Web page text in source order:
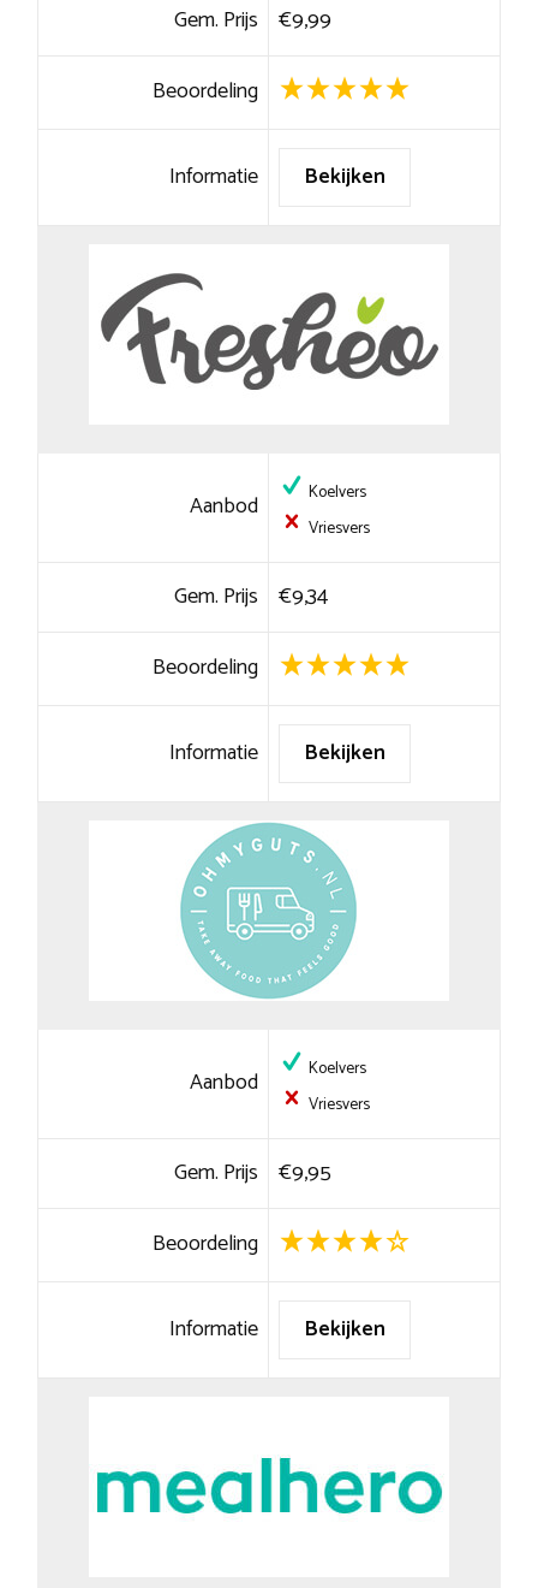
Gem. Prijs €9,99
Beoordeling
Informatie Bekijken
Aanbod
Koelvers
Vriesvers
Gem. Prijs €9,34
Beoordeling
Informatie Bekijken
Aanbod
Koelvers
Vriesvers
Gem. Prijs €9,95
Beoordeling
Informatie Bekijken